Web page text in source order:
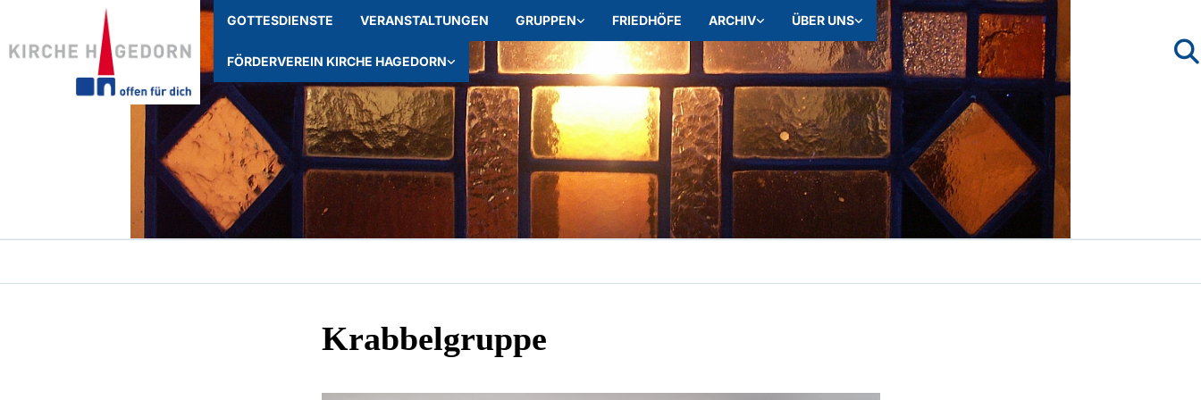
GOTTESDIENSTE VERANSTALTUNGEN GRUPPEN FRIEDHÖFE ARCHIV ÜBER UNS
FÖRDERVEREIN KIRCHE HAGEDORN
Krabbelgruppe